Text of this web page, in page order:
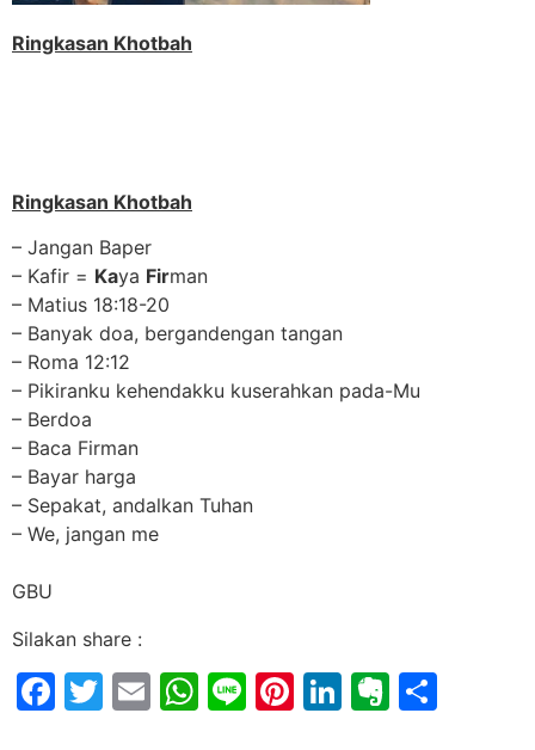
Ringkasan Khotbah
Ringkasan Khotbah
– Jangan Baper
– Kafir = Kaya Firman
– Matius 18:18-20
– Banyak doa, bergandengan tangan
– Roma 12:12
– Pikiranku kehendakku kuserahkan pada-Mu
– Berdoa
– Baca Firman
– Bayar harga
– Sepakat, andalkan Tuhan
– We, jangan me
GBU
Silakan share :
Facebook
Twitter
EmailWhatsApp
LinePinterest
LinkedIn